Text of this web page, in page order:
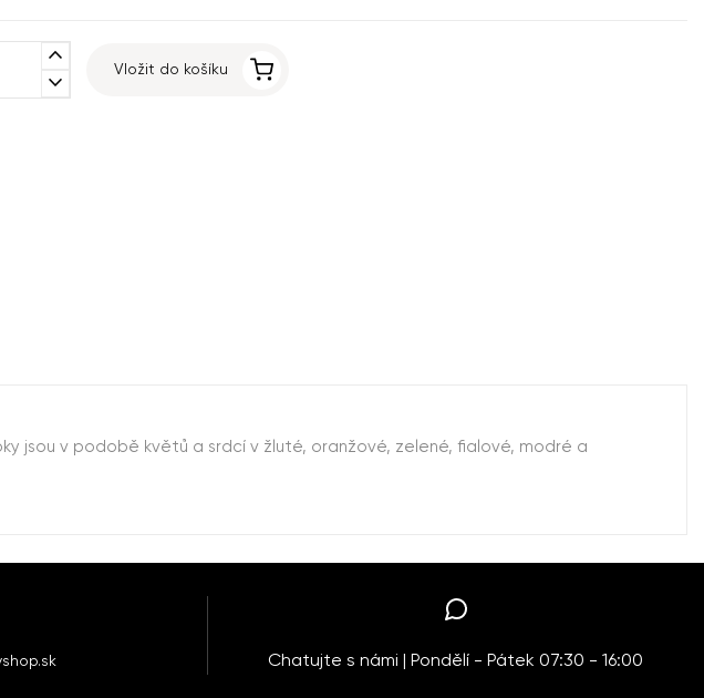
expand_less
expand_more
Vložit do košíku
jsou v podobě květů a srdcí v žluté, oranžové, zelené, fialové, modré a
Chatujte s námi | Pondělí - Pátek 07:30 - 16:00